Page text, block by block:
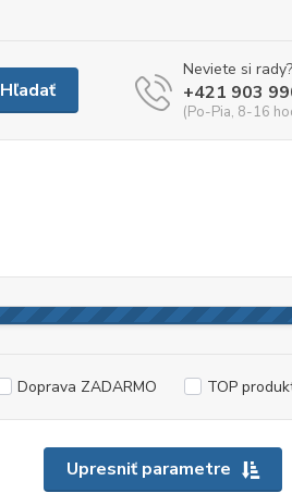
Hľadať
Neviete si
+421 903
(Po-Pia, 8-16
Upresniť parametre
Doprava ZADARMO TOP